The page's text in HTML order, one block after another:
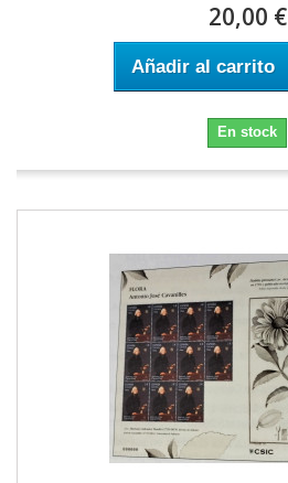
20,00 €
Añadir al carrito
En stock